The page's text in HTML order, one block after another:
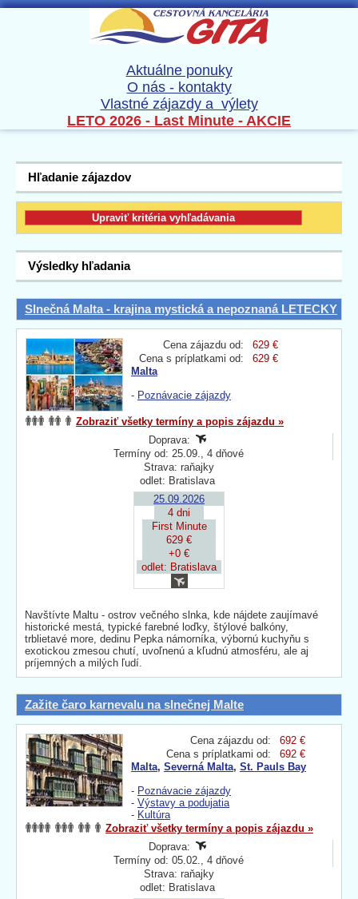
Aktuálne ponuky
O nás - kontakty
Vlastné zájazdy a výlety
LETO 2026 - Last Minute - AKCIE
Hľadanie zájazdov
Výsledky hľadania
Slnečná Malta - krajina mystická a nepoznaná LETECKY
Cena zájazdu od:
629 €
Cena s príplatkami od:
629 €
Malta
- Poznávacie zájazdy
Zobraziť všetky termíny a popis zájazdu »
Doprava:
Termíny od: 25.09., 4 dňové
Strava: raňajky
odlet: Bratislava
25.09.2026
4 dni
First Minute
629 €
+0 €
odlet: Bratislava
Navštívte Maltu - ostrov večného slnka, kde nájdete zaujímavé
historické mestá, typické farebné loďky, štýlové balkóny,
trblietavé more, dedinu Pepka námorníka, výbornú kuchyňu s
exotickou zmesou chutí, uvoľnenú a kľudnú atmosféru, ale aj
príjemných a milých ľudí.
Zažite čaro karnevalu na slnečnej Malte
Cena zájazdu od:
692 €
Cena s príplatkami od:
692 €
Malta, Severná Malta, St. Pauls Bay
- Poznávacie zájazdy
- Výstavy a podujatia
- Kultúra
Zobraziť všetky termíny a popis zájazdu »
Doprava:
Termíny od: 05.02., 4 dňové
Strava: raňajky
odlet: Bratislava